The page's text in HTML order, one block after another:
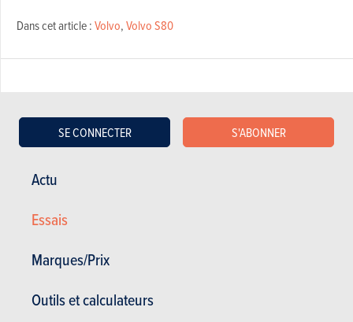
Actu
Essais
Marques/Prix
Outils et calculateurs
SE CONNECTER S'ABONNER
Dans cet article :Volvo,Volvo S80
RÉDIGÉ PAR BERT TROUBLEYN LE 06-03-2008